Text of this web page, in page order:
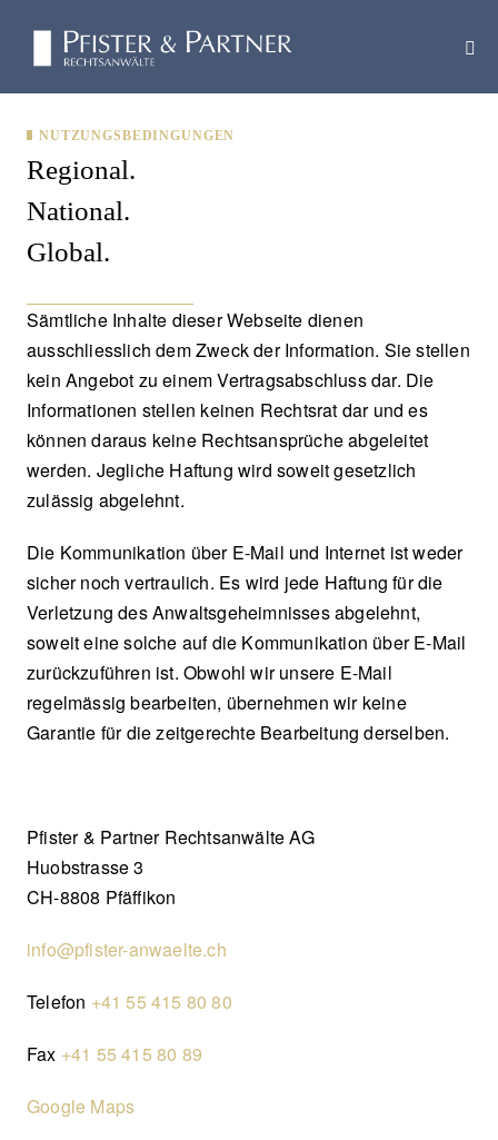
NUTZUNGSBEDINGUNGEN
Regional.
National.
Global.
Sämtliche Inhalte dieser Webseite dienen
ausschliesslich dem Zweck der Information. Sie stellen
kein Angebot zu einem Vertragsabschluss dar. Die
Informationen stellen keinen Rechtsrat dar und es
können daraus keine Rechtsansprüche abgeleitet
werden. Jegliche Haftung wird soweit gesetzlich
zulässig abgelehnt.
Die Kommunikation über E-Mail und Internet ist weder
sicher noch vertraulich. Es wird jede Haftung für die
Verletzung des Anwaltsgeheimnisses abgelehnt,
soweit eine solche auf die Kommunikation über E-Mail
zurückzuführen ist. Obwohl wir unsere E-Mail
regelmässig bearbeiten, übernehmen wir keine
Garantie für die zeitgerechte Bearbeitung derselben.
Pfister & Partner Rechtsanwälte AG
Huobstrasse 3
CH-8808 Pfäffikon
info@pfister-anwaelte.ch
Telefon +41 55 415 80 80
Fax +41 55 415 80 89
Google Maps